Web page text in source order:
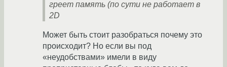
греет память (по сути не работает в
2D
Может быть стоит разобраться почему это
происходит? Но если вы под
«неудобствами» имели в виду